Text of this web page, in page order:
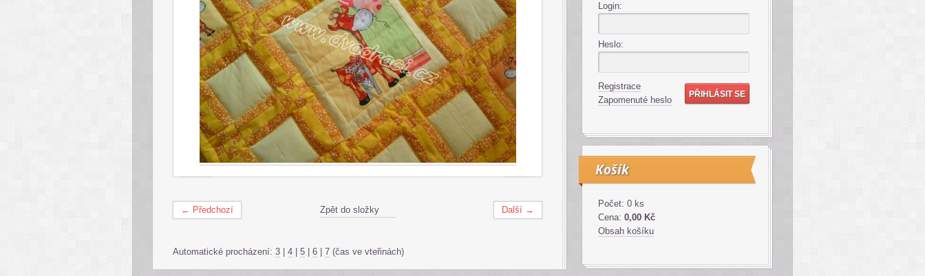
← Předchozí Další →
Zpět do složky
Automatické procházení: 3 4 5 6 7 (čas ve vteřinách)
Login:
Heslo:
Registrace
Zapomenuté heslo
Košík
Počet: 0 ks
Cena: 0,00 Kč
Obsah košíku